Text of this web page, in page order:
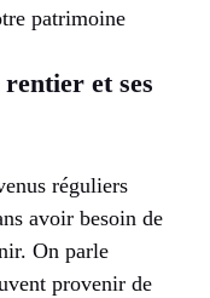
patrimoine
et ses
réguliers
avoir besoin de
On parle
provenir de